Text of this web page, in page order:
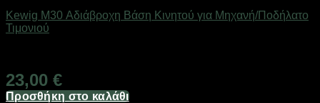
Kewig M30 Αδιάβροχη Βάση Κινητού για Μηχανή/Ποδήλατο
Τιμονιού
23,00 €
Προσθήκη στο καλάθι